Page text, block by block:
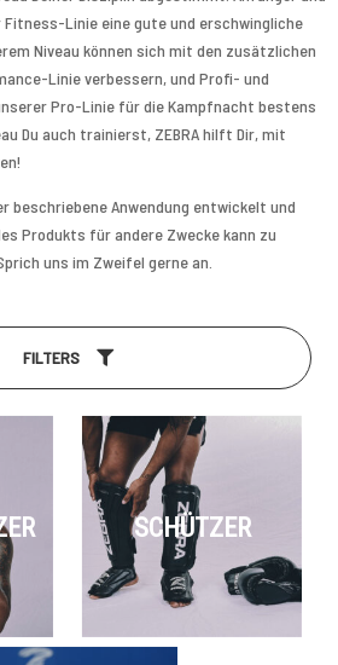
Linie eine gute und erschwingliche
Niveau können sich mit den zusätzlichen
Linie verbessern, und Profi- und
Pro-Linie für die Kampfnacht bestens
Du auch trainierst, ZEBRA hilft Dir, mit
beschriebene Anwendung entwickelt und
Produkts für andere Zwecke kann zu
uns im Zweifel gerne an.
FILTERS
SCHÜTZER